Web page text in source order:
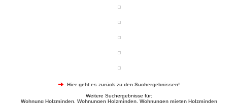
Hier geht es zurück zu den Suchergebnissen!
Weitere Suchergebnisse für:
Wohnung Holzminden Wohnungen Holzminden Wohnungen mieten Holzminden